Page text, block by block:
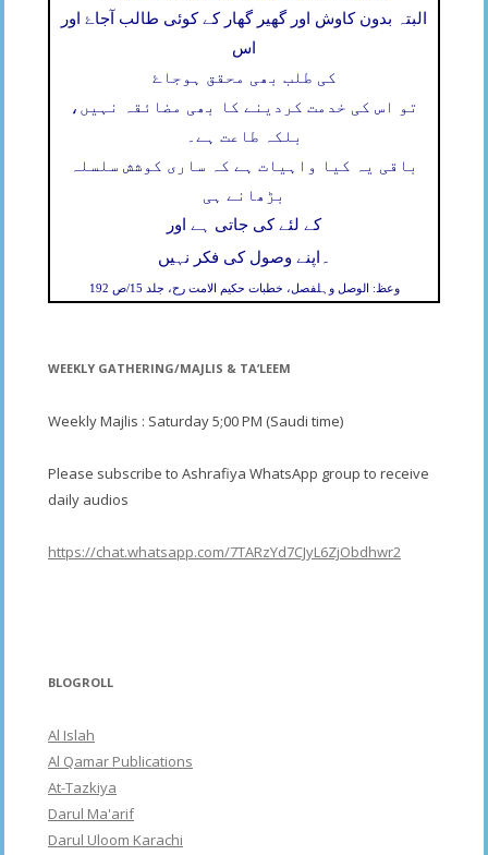
البتہ بدون کاوش اور گھیر گھار کے کوئی طالب آجاۓ اور
اس
کی طلب بھی محقق ہوجاۓ
تو اس کی خدمت کردینے کا بھی مضائقہ نہیں،
بلکہ طاعت ہے۔
باقی یہ کیا واہیات ہے کہ ساری کوشش سلسلہ
بڑھانے ہی
کے لئے کی جاتی ہے اور
اپنے وصول کی فکر نہیں ۔
وعظ: الوصل وہلفصل، خطبات حکیم الامت رح، جلد 15/ص 192
WEEKLY GATHERING/MAJLIS & TA’LEEM
Weekly Majlis : Saturday 5;00 PM (Saudi time)
Please subscribe to Ashrafiya WhatsApp group to receive
daily audios
https://chat.whatsapp.com/7TARzYd7CJyL6ZjObdhwr2
BLOGROLL
Al Islah
Al Qamar Publications
At-Tazkiya
Darul Ma'arif
Darul Uloom Karachi